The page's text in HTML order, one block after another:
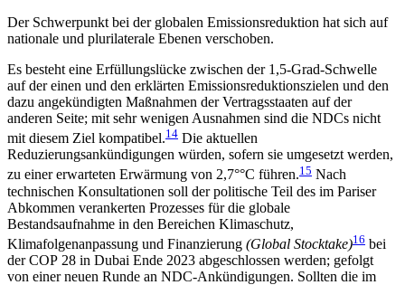
Der Schwerpunkt bei der globalen Emis­sionsreduktion hat sich auf
nationale und plurilaterale Ebenen verschoben.
Es besteht eine Erfüllungslücke zwischen der 1,5‑Grad-Schwelle
auf der einen und den erklärten Emissionsreduktionszielen und den
dazu angekündigten Maßnahmen der Vertragsstaaten auf der
anderen Seite; mit sehr wenigen Ausnahmen sind die NDCs nicht
mit diesem Ziel kompatibel.14 Die aktu­ellen
Reduzierungsankündigungen würden, sofern sie umgesetzt werden,
zu einer erwarteten Erwärmung von 2,7°°C führen.15 Nach
technischen Konsultationen soll der politische Teil des im Pariser
Abkommen verankerten Prozesses für die globale
Bestandsaufnahme in den Bereichen Klimaschutz,
Klimafolgenanpassung und Finanzierung (Global Stocktake)16 bei
der COP 28 in Dubai Ende 2023 ab­geschlossen werden; gefolgt
von einer neuen Runde an NDC-Ankündigungen. Sollten die im